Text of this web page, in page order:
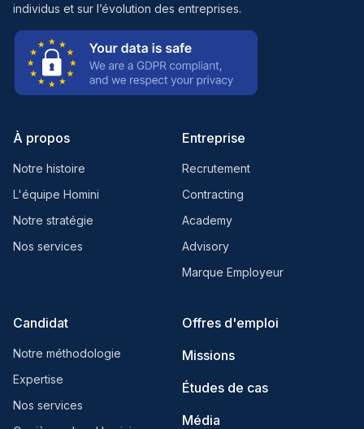
individus et sur l’évolution des entreprises.
À propos
Notre histoire
L'équipe Homini
Notre stratégie
Nos services
Entreprise
Recrutement
Contracting
Academy
Advisory
Marque Employeur
Candidat
Notre méthodologie
Expertise
Nos services
Offres d'emploi
Missions
Études de cas
Média